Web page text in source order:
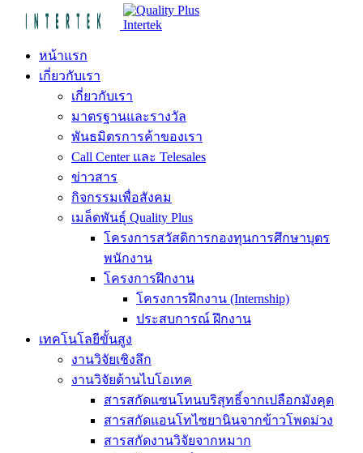
หน้าแรก
เกี่ยวกับเรา
เกี่ยวกับเรา
มาตรฐานและรางวัล
พันธมิตรการค้าของเรา
Call Center และ Telesales
ข่าวสาร
กิจกรรมเพื่อสังคม
เมล็ดพันธุ์ Quality Plus
โครงการสวัสดิการกองทุนการศึกษาบุตร
พนักงาน
โครงการฝึกงาน
โครงการฝึกงาน (Internship)
ประสบการณ์ ฝึกงาน
เทคโนโลยีขั้นสูง
งานวิจัยเชิงลึก
งานวิจัยด้านไบโอเทค
สารสกัดแซนโทนบริสุทธิ์จากเปลือกมังคุด
สารสกัดแอนโทไซยานินจากข้าวโพดม่วง
สารสกัดงานวิจัยจากหมาก